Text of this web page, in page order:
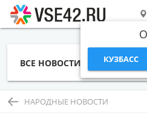
КУЗБАСС
ВСЕ НОВОСТИ СТАТЬИ
НАРОДНЫЕ НОВОСТИ